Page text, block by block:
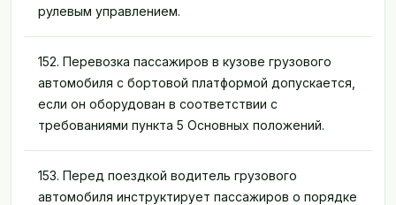
рулевым управлением.
152. Перевозка пассажиров в кузове грузового
автомобиля с бортовой платформой допускается,
если он оборудован в соответствии с
требованиями пункта 5 Основных положений.
153. Перед поездкой водитель грузового
автомобиля инструктирует пассажиров о порядке